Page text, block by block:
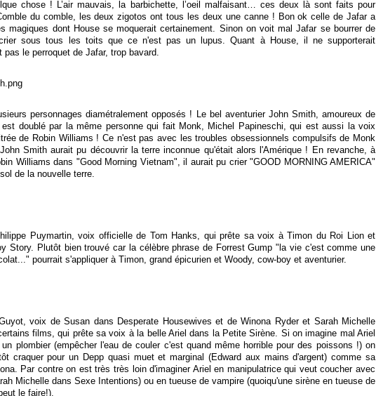
chose ! L’air mauvais, la barbichette, l’oeil malfaisant… ces deux là sont faits pour
du comble, les deux zigotos ont tous les deux une canne ! Bon ok celle de Jafar a
magiques dont House se moquerait certainement. Sinon on voit mal Jafar se bourrer de
sous tous les toits que ce n'est pas un lupus. Quant à House, il ne supporterait
pas le perroquet de Jafar, trop bavard.
personnages diamétralement opposés ! Le bel aventurier John Smith, amoureux de
est doublé par la même personne qui fait Monk, Michel Papineschi, qui est aussi la voix
de Robin Williams ! Ce n'est pas avec les troubles obsessionnels compulsifs de Monk
Smith aurait pu découvrir la terre inconnue qu'était alors l'Amérique ! En revanche, à
Williams dans "Good Morning Vietnam", il aurait pu crier "GOOD MORNING AMERICA"
de la nouvelle terre.
Puymartin, voix officielle de Tom Hanks, qui prête sa voix à Timon du Roi Lion et
Story. Plutôt bien trouvé car la célèbre phrase de Forrest Gump "la vie c'est comme une
pourrait s'appliquer à Timon, grand épicurien et Woody, cow-boy et aventurier.
voix de Susan dans Desperate Housewives et de Winona Ryder et Sarah Michelle
films, qui prête sa voix à la belle Ariel dans la Petite Sirène. Si on imagine mal Ariel
un plombier (empêcher l'eau de couler c'est quand même horrible pour des poissons !) on
craquer pour un Depp quasi muet et marginal (Edward aux mains d'argent) comme sa
Par contre on est très très loin d'imaginer Ariel en manipulatrice qui veut coucher avec
Michelle dans Sexe Intentions) ou en tueuse de vampire (quoiqu'une sirène en tueuse de
le faire!).